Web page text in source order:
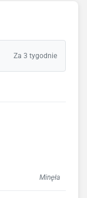
Za 3 tygodnie
Minęła